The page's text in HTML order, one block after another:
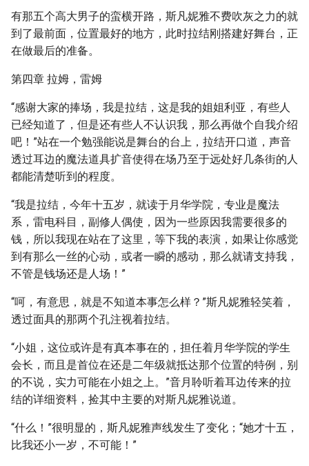
有那五个高大男子的蛮横开路，斯凡妮雅不费吹灰之力的就
到了最前面，位置最好的地方，此时拉结刚搭建好舞台，正
在做最后的准备。
第四章 拉姆，雷姆
“感谢大家的捧场，我是拉结，这是我的姐姐利亚，有些人
已经知道了，但是还有些人不认识我，那么再做个自我介绍
吧！”站在一个勉强能说是舞台的台上，拉结开口道，声音
透过耳边的魔法道具扩音使得在场乃至于远处好几条街的人
都能清楚听到的程度。
“我是拉结，今年十五岁，就读于月华学院，专业是魔法
系，雷电科目，副修人偶使，因为一些原因我需要很多的
钱，所以我现在站在了这里，等下我的表演，如果让你感觉
到有那么一丝的心动，或者一瞬的感动，那么就请支持我，
不管是钱场还是人场！”
“呵，有意思，就是不知道本事怎么样？”斯凡妮雅轻笑着，
透过面具的那两个孔注视着拉结。
“小姐，这位或许是有真本事在的，担任着月华学院的学生
会长，而且是首位在还是二年级就抵达那个位置的特例，别
的不说，实力可能在小姐之上。”音月聆听着耳边传来的拉
结的详细资料，捡其中主要的对斯凡妮雅说道。
“什么！”很明显的，斯凡妮雅声线发生了变化；“她才十五，
比我还小一岁，不可能！”